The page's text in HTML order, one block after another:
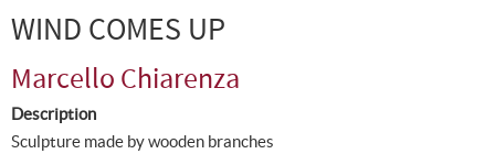
WIND COMES UP
Marcello Chiarenza
Description
Sculpture made by wooden branches